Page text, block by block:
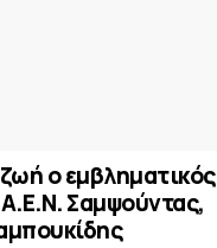
ο εμβληματικός
Σαμψούντας,